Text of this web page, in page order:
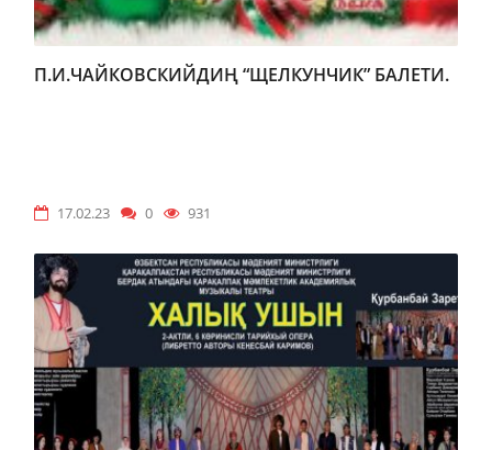
П.И.ЧАЙКОВСКИЙДИҢ “ЩЕЛКУНЧИК” БАЛЕТИ.
17.02.23 0 931